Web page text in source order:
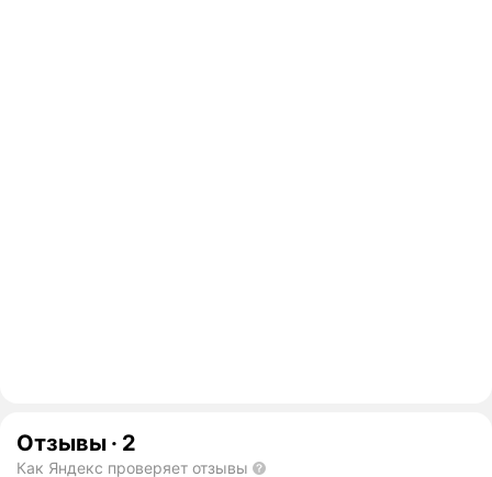
Отзывы · 2
Как Яндекс проверяет отзывы